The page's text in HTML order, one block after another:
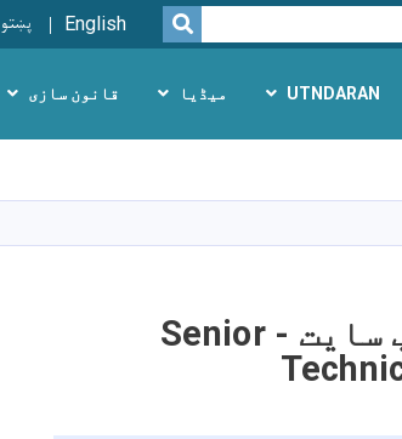
SEARCH
English پښتو
UTNDARAN میڈیا قانون سازی
کارشناس ارشد فنی و انکشاف ویب سایت - Senior